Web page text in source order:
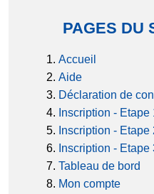
PAGES DU
Accueil
Aide
Déclaration de
Inscription - Etape
Inscription - Etape
Inscription - Etape
Tableau de bord
Mon compte